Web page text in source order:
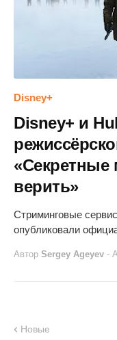
Disney+
Disney+ и
«Секретные
верить»
Стриминговые
опубликовали
Автор Sergey Ageyev -
Новые